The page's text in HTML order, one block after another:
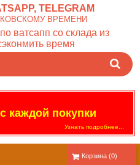
TELEGRAM
ВРЕМЕНИ
ватсапп со склада из
время
каждой покупки
Узнать подробнее...
Корзина (0)